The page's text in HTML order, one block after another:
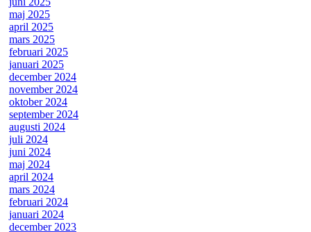
maj 2025
april 2025
mars 2025
februari 2025
januari 2025
december 2024
november 2024
oktober 2024
september 2024
augusti 2024
juli 2024
juni 2024
maj 2024
april 2024
mars 2024
februari 2024
januari 2024
december 2023